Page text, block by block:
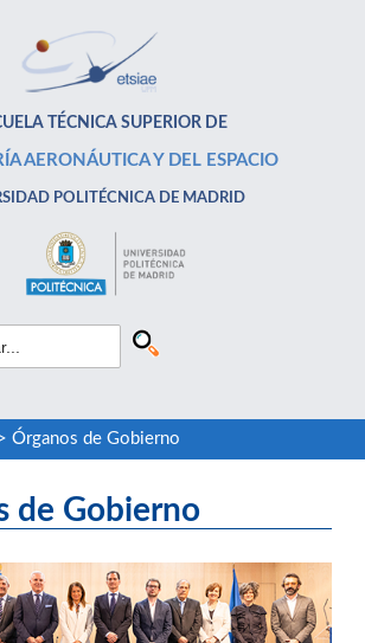
TÉCNICA SUPERIOR DE
AERONÁUTICA Y DEL ESPACIO
POLITÉCNICA DE MADRID
Órganos de Gobierno
de Gobierno